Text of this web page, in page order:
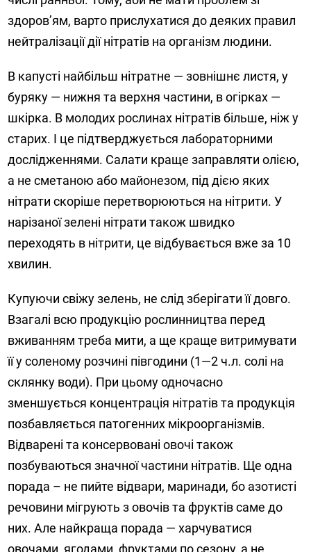
здоров’ям, варто прислухатися до деяких правил
нейтралізації дії нітратів на організм людини.
В капусті найбільш нітратне — зовнішнє листя, у
буряку — нижня та верхня частини, в огірках —
шкірка. В молодих рослинах нітратів більше, ніж у
старих. І це підтверджується лабораторними
дослідженнями. Салати краще заправляти олією,
а не сметаною або майонезом, під дією яких
нітрати скоріше перетворюються на нітрити. У
нарізаної зелені нітрати також швидко
переходять в нітрити, це відбувається вже за 10
хвилин.
Купуючи свіжу зелень, не слід зберігати її довго.
Взагалі всю продукцію рослинництва перед
вживанням треба мити, а ще краще витримувати
її у соленому розчині півгодини (1—2 ч.л. солі на
склянку води). При цьому одночасно
зменшується концентрація нітратів та продукція
позбавляється патогенних мікроорганізмів.
Відварені та консервовані овочі також
позбуваються значної частини нітратів. Ще одна
порада – не пийте відвари, маринади, бо азотисті
речовини мігрують з овочів та фруктів саме до
них. Але найкраща порада — харчуватися